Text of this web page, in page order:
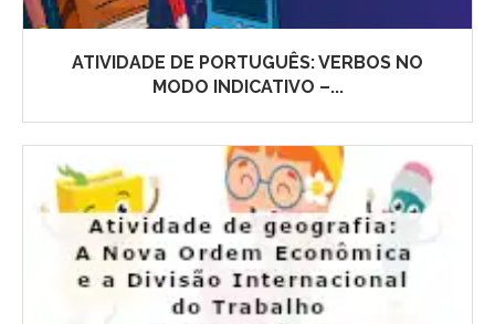
ATIVIDADE DE PORTUGUÊS: VERBOS NO
MODO INDICATIVO –...